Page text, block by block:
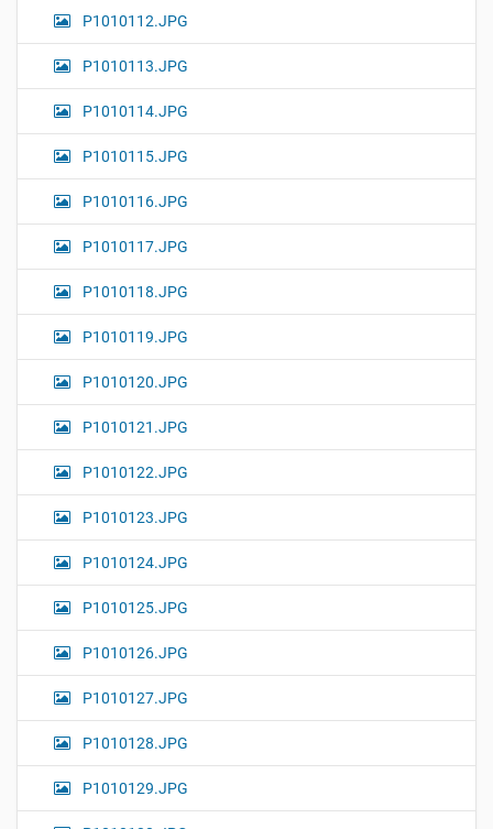
P1010112.JPG
P1010113.JPG
P1010114.JPG
P1010115.JPG
P1010116.JPG
P1010117.JPG
P1010118.JPG
P1010119.JPG
P1010120.JPG
P1010121.JPG
P1010122.JPG
P1010123.JPG
P1010124.JPG
P1010125.JPG
P1010126.JPG
P1010127.JPG
P1010128.JPG
P1010129.JPG